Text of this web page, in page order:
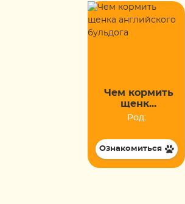
Чем кормить
щенк...
Род:
Ознакомиться